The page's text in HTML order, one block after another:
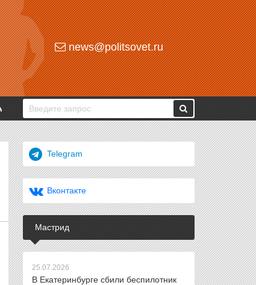
news@politsovet.ru
Telegram
Вконтакте
Мастрид
25.07.2026
В Екатеринбурге сбили беспилотник